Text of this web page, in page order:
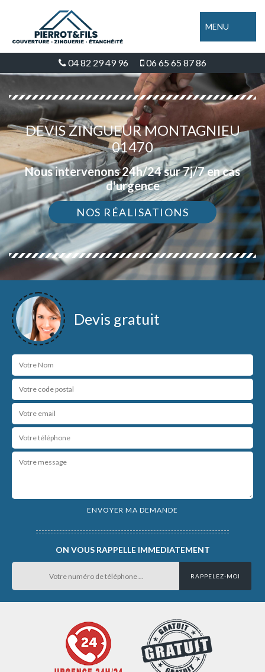
MENU
04 82 29 49 96 06 65 65 87 86
DEVIS ZINGUEUR MONTAGNIEU
01470
Nous intervenons 24h/24 sur 7j/7 en cas
d'urgence
NOS RÉALISATIONS
Devis gratuit
ON VOUS RAPPELLE IMMEDIATEMENT